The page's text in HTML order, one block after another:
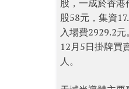
股，一成於香
股58元，集資
入場費2929.2
12月5日掛牌買
人。